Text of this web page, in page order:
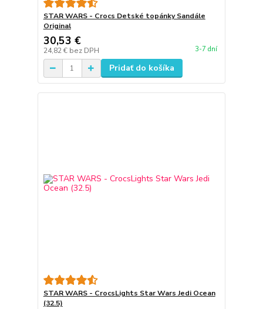
STAR WARS - Crocs Detské topánky Sandále
Original
30,53 €
24,82 € bez DPH 3-7 dní
Pridať do košíka
STAR WARS - CrocsLights Star Wars Jedi Ocean
(32.5)